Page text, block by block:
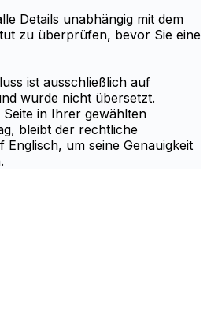
Details unabhängig mit dem
zu überprüfen, bevor Sie eine
ist ausschließlich auf
wurde nicht übersetzt.
in Ihrer gewählten
bleibt der rechtliche
Englisch, um seine Genauigkeit